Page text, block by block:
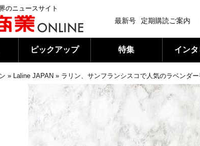
のニュースサイト
最新号 定期購読ご案内
ピックアップ 特集 イン
» Laline JAPAN » ラリン、サンフランシスコで人気のラベンダ